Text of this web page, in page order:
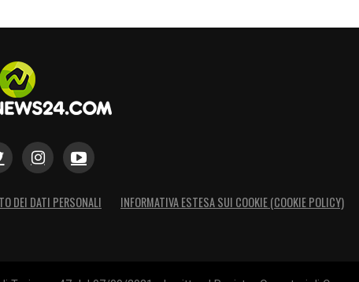
con un riscatto fissato
qualche
sul mercato, si parla
Luiz. La dirigenza
il monte ingaggi e
DEI DATI PERSONALI INFORMATIVA ESTESA SUI COOKIE (COOKIE POLICY)